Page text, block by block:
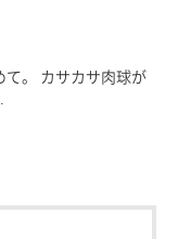
鼻がカラーから飛び
は指が２本入るくら
り、物にぶつかって
場合は、視界が余計
イプを選んであげる
て。 カサカサ肉球が